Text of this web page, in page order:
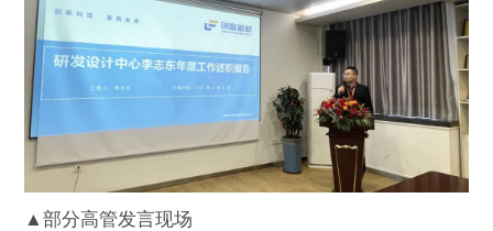
▲部分高管发言现场